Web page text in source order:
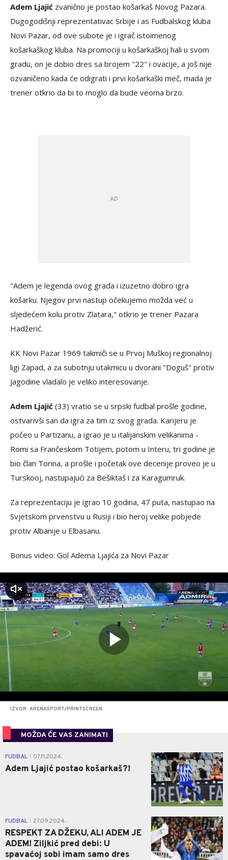
Adem Ljajić zvanično je postao košarkaš Novog Pazara.
Dugogodišnji reprezentativac Srbije i as Fudbalskog kluba
Novi Pazar, od ove subote je i igrač istoimenog
košarkaškog kluba. Na promociji u košarkaškoj hali u svom
gradu, on je dobio dres sa brojem "22" i ovacije, a još nije
ozvaničeno kada će odigrati i prvi košarkaški meč, mada je
trener otkrio da bi to moglo da bude veoma brzo.
"Adem je legenda ovog grada i izuzetno dobro igra
košarku. Njegov prvi nastup očekujemo možda već u
sljedećem kolu protiv Zlatara," otkrio je trener Pazara
Hadžerić.
KK Novi Pazar 1969 takmiči se u Prvoj Muškoj regionalnoj
ligi Zapad, a za subotnju utakmicu u dvorani "Doguš" protiv
Jagodine vladalo je veliko interesovanje.
Adem Ljajić (33) vratio se u srpski fudbal prošle godine,
ostvarivši san da igra za tim iz svog grada. Karijeru je
počeo u Partizanu, a igrao je u italijanskim velikanima -
Romi sa Frančeskom Totijem, potom u Interu, tri godine je
bio član Torina, a prošle i početak ove decenije proveo je u
Turskooj, nastupajući za Bešiktaš i za Karagumruk.
Za reprezentaciju je igrao 10 godina, 47 puta, nastupao na
Svjetskom prvenstvu u Rusiji i bio heroj velike pobjede
protiv Albanije u Elbasanu.
Bonus video: Gol Adema Ljajića za Novi Pazar
IZVOR: ARENASPORT/PRINTSCREEN
MOŽDA ĆE VAS ZANIMATI
FUDBAL 07.11.2024.
Adem Ljajić postao košarkaš?!
0
FUDBAL 27.09.2024.
RESPEKT ZA DŽEKU, ALI ADEM JE
ADEM! Ziljkić pred debi: U
spavaćoj sobi imam samo dres
0